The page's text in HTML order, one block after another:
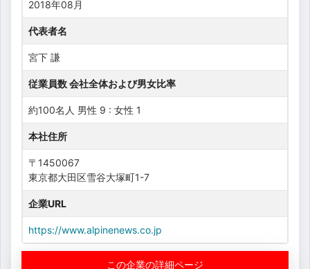
2018年08月
代表者名
宮下 謙
従業員数 会社全体および男女比率
約100名人 男性 9 : 女性 1
本社住所
〒1450067
東京都大田区雪谷大塚町1-7
企業URL
https://www.alpinenews.co.jp
この企業の詳細ページ